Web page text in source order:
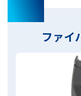
ファイ